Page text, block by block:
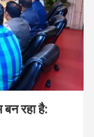
रहा है: